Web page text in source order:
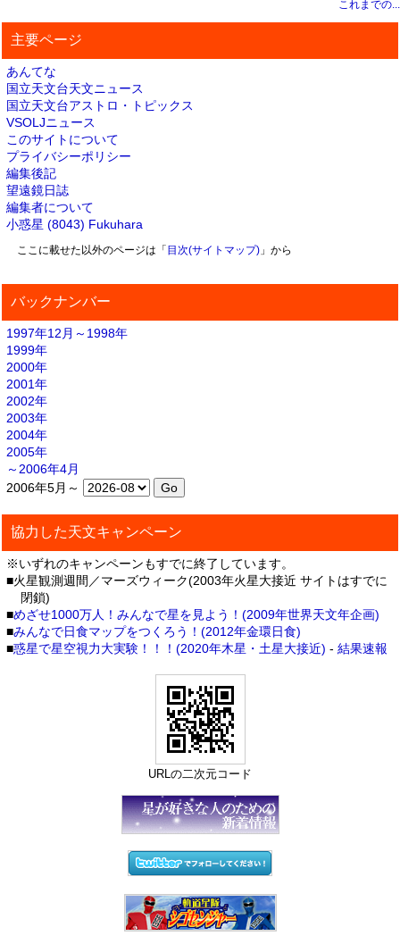
これまでの...
主要ページ
あんてな
国立天文台天文ニュース
国立天文台アストロ・トピックス
VSOLJニュース
このサイトについて
プライバシーポリシー
編集後記
望遠鏡日誌
編集者について
小惑星 (8043) Fukuhara
ここに載せた以外のページは「 目次(サイトマップ)」から
バックナンバー
1997年12月～1998年
1999年
2000年
2001年
2002年
2003年
2004年
2005年
～2006年4月
2006年5月～
協力した天文キャンペーン
※いずれのキャンペーンもすでに終了しています。
■火星観測週間／マーズウィーク(2003年火星大接近 サイトはすでに
閉鎖)
■めざせ1000万人！みんなで星を見よう！(2009年世界天文年企画)
■みんなで日食マップをつくろう！(2012年金環日食)
■惑星で星空視力大実験！！！(2020年木星・土星大接近) - 結果速報
URLの二次元コード